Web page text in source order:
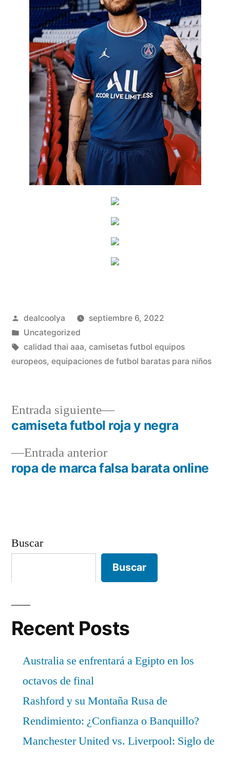
Publicado
por
dealcoolya
septiembre 6, 2022
Publicado
en
Uncategorized
Etiquetas:
calidad thai aaa, camisetas futbol equipos
europeos, equipaciones de futbol baratas para niños
Navegación
de
entradas
Entrada anteriorEntrada
anterior:
ropa de marca falsa barata online
Entrada siguiente
Entrada
siguiente:
camiseta futbol roja y negra
Buscar
Buscar
Recent Posts
Australia se enfrentará a Egipto en los
octavos de final
Rashford y su Montaña Rusa de
Rendimiento: ¿Confianza o Banquillo?
Manchester United vs. Liverpool: Siglo de